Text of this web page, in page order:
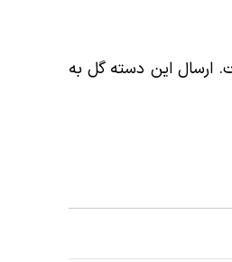
شاخه رز هلندی قرمز استفاده شده است. ارسال این دسته گل به